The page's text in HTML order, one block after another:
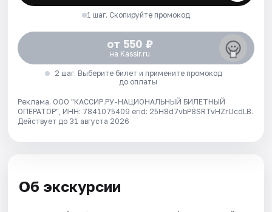
1 шаг. Скопируйте промокод
от 550 ₽
на Kassir.ru
2 шаг. Выберите билет и примените промокод
до оплаты
Реклама. ООО "КАССИР.РУ-НАЦИОНАЛЬНЫЙ БИЛЕТНЫЙ
ОПЕРАТОР", ИНН: 7841075409 erid: 25H8d7vbP8SRTvHZrUcdLB.
Действует до 31 августа 2026
Об экскурсии